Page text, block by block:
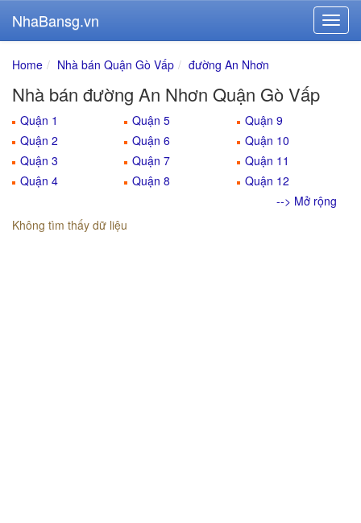
NhaBansg.vn
Home Nhà bán Quận Gò Vấp đường An Nhơn
Nhà bán đường An Nhơn Quận Gò Vấp
Quận 1
Quận 2
Quận 3
Quận 4
Quận 5
Quận 6
Quận 7
Quận 8
Quận 9
Quận 10
Quận 11
Quận 12
--> Mở rộng
Không tìm thấy dữ liệu